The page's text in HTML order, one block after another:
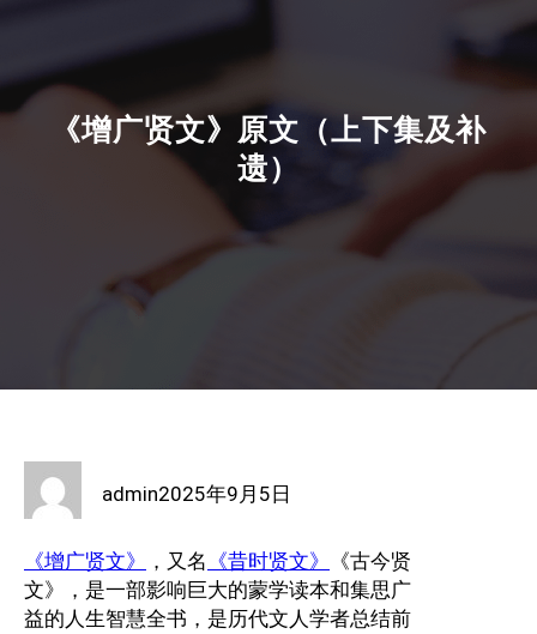
《增广贤文》原文（上下集及补
遗）
admin2025年9月5日
《增广贤文》 ，又名 《昔时贤文》
《古今贤
文》，是一部影响巨大的蒙学读本和集思广
益的人生智慧全书，是历代文人学者总结前